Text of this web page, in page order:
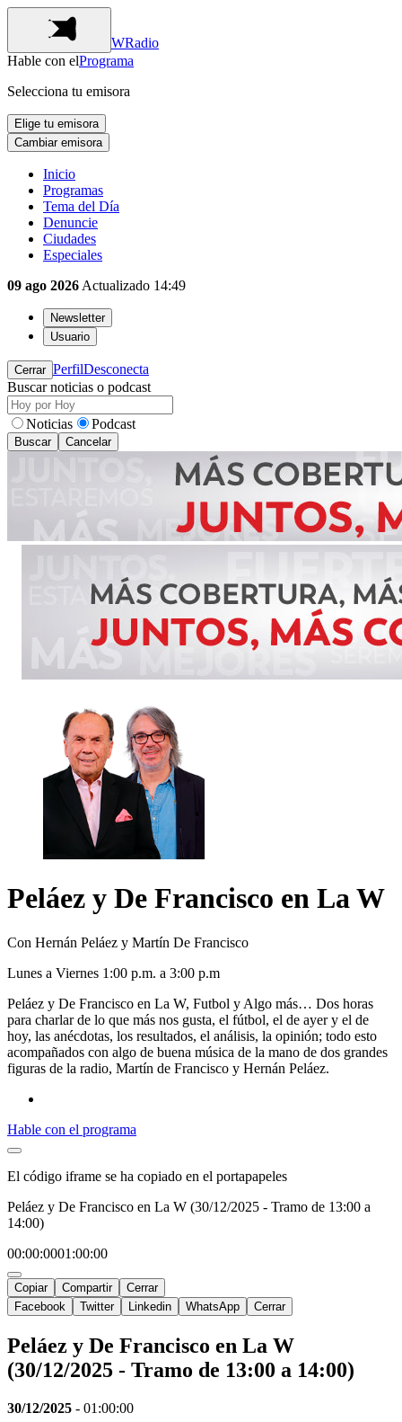
WRadio
Hable con elPrograma
Selecciona tu emisora
Elige tu emisora
Cambiar emisora
Inicio
Programas
Tema del Día
Denuncie
Ciudades
Especiales
09 ago 2026 Actualizado 14:49
Newsletter
Usuario
Cerrar PerfilDesconecta
Buscar noticias o podcast
Noticias Podcast
Buscar Cancelar
Peláez y De Francisco en La W
Con Hernán Peláez y Martín De Francisco
Lunes a Viernes 1:00 p.m. a 3:00 p.m
Peláez y De Francisco en La W, Futbol y Algo más… Dos horas
para charlar de lo que más nos gusta, el fútbol, el de ayer y el de
hoy, las anécdotas, los resultados, el análisis, la opinión; todo esto
acompañados con algo de buena música de la mano de dos grandes
figuras de la radio, Martín de Francisco y Hernán Peláez.
Hable con el programa
El código iframe se ha copiado en el portapapeles
Peláez y De Francisco en La W (30/12/2025 - Tramo de 13:00 a
14:00)
00:00:0001:00:00
Copiar Compartir
Cerrar
Facebook
Twitter Linkedin WhatsApp Cerrar
Peláez y De Francisco en La W
(30/12/2025 - Tramo de 13:00 a 14:00)
30/12/2025 - 01:00:00